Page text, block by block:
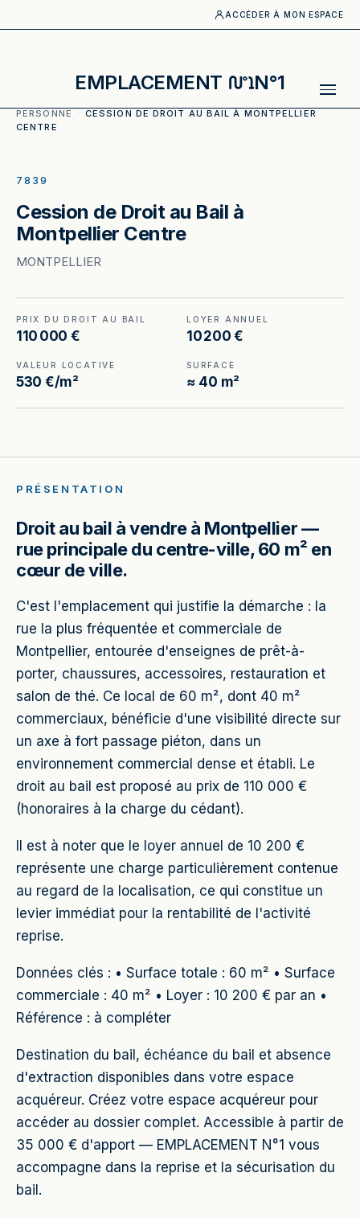
ACCÉDER À MON ESPACE
EMPLACEMENT N°1
PERSONNE
· CESSION DE DROIT AU BAIL À MONTPELLIER
CENTRE
7839
Cession de Droit au Bail à
Montpellier Centre
MONTPELLIER
PRIX DU DROIT AU BAIL
110 000 €
LOYER ANNUEL
10 200 €
VALEUR LOCATIVE
530 €/m²
SURFACE
≈ 40 m²
PRÉSENTATION
Droit au bail à vendre à Montpellier —
rue principale du centre-ville, 60 m² en
cœur de ville.
C'est l'emplacement qui justifie la démarche : la
rue la plus fréquentée et commerciale de
Montpellier, entourée d'enseignes de prêt-à-
porter, chaussures, accessoires, restauration et
salon de thé. Ce local de 60 m², dont 40 m²
commerciaux, bénéficie d'une visibilité directe sur
un axe à fort passage piéton, dans un
environnement commercial dense et établi. Le
droit au bail est proposé au prix de 110 000 €
(honoraires à la charge du cédant).
Il est à noter que le loyer annuel de 10 200 €
représente une charge particulièrement contenue
au regard de la localisation, ce qui constitue un
levier immédiat pour la rentabilité de l'activité
reprise.
Données clés : • Surface totale : 60 m² • Surface
commerciale : 40 m² • Loyer : 10 200 € par an •
Référence : à compléter
Destination du bail, échéance du bail et absence
d'extraction disponibles dans votre espace
acquéreur. Créez votre espace acquéreur pour
accéder au dossier complet. Accessible à partir de
35 000 € d'apport — EMPLACEMENT N°1 vous
accompagne dans la reprise et la sécurisation du
bail.